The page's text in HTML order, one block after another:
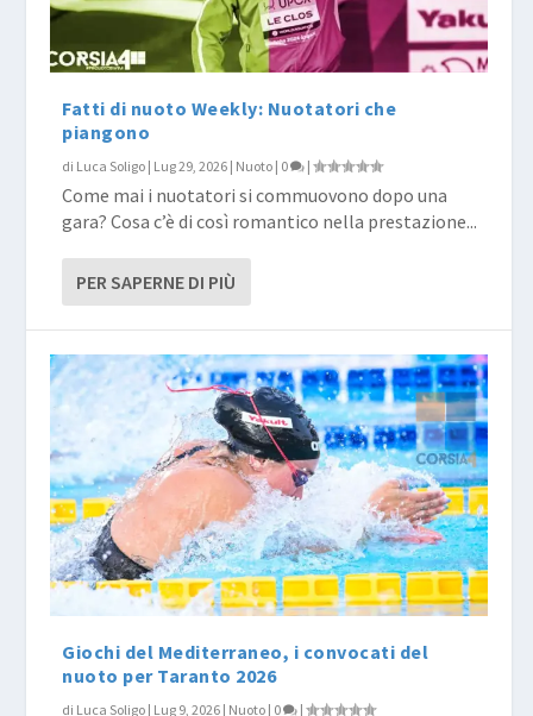
Fatti di nuoto Weekly: Nuotatori che
piangono
di Luca Soligo | Lug 29, 2026 | Nuoto | 0 |
Come mai i nuotatori si commuovono dopo una
gara? Cosa c’è di così romantico nella prestazione...
PER SAPERNE DI PIÙ
Giochi del Mediterraneo, i convocati del
nuoto per Taranto 2026
di Luca Soligo | Lug 9, 2026 | Nuoto | 0 |